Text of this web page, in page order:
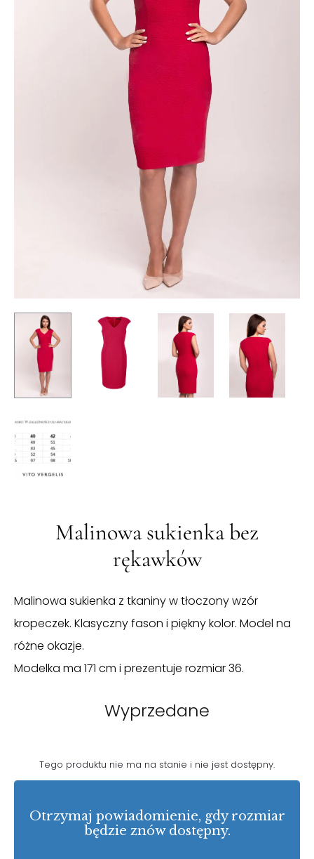
Malinowa sukienka bez
rękawków
Malinowa sukienka z tkaniny w tłoczony wzór
kropeczek. Klasyczny fason i piękny kolor. Model na
różne okazje.
Modelka ma 171 cm i prezentuje rozmiar 36.
Wyprzedane
Tego produktu nie ma na stanie i nie jest dostępny.
Otrzymaj powiadomienie, gdy rozmiar
będzie znów dostępny.